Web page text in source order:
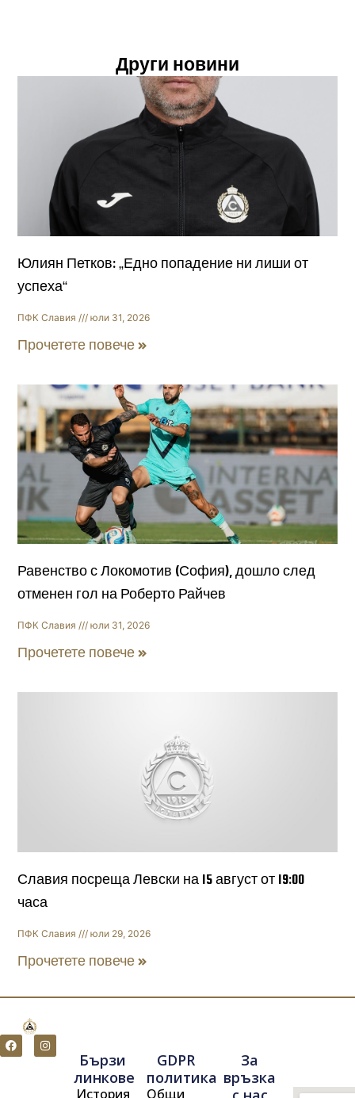
Други новини
Юлиян Петков: „Едно попадение ни лиши от
успеха“
ПФК Славия юли 31, 2026
Прочетете повече »
Равенство с Локомотив (София), дошло след
отменен гол на Роберто Райчев
ПФК Славия юли 31, 2026
Прочетете повече »
Славия посреща Левски на 15 август от 19:00
часа
ПФК Славия юли 29, 2026
Прочетете повече »
F
a
c
I
n
s
Бързи
линкове
История
GDPR
политика
Общи
За
връзка